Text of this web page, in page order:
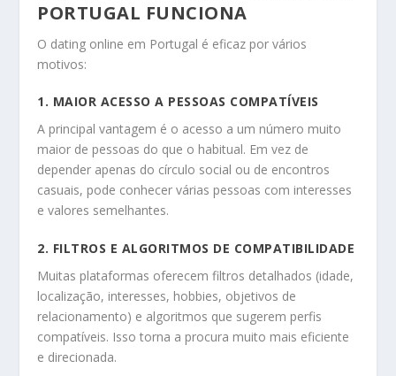
PORTUGAL FUNCIONA
O dating online em Portugal é eficaz por vários
motivos:
1. MAIOR ACESSO A PESSOAS COMPATÍVEIS
A principal vantagem é o acesso a um número muito
maior de pessoas do que o habitual. Em vez de
depender apenas do círculo social ou de encontros
casuais, pode conhecer várias pessoas com interesses
e valores semelhantes.
2. FILTROS E ALGORITMOS DE COMPATIBILIDADE
Muitas plataformas oferecem filtros detalhados (idade,
localização, interesses, hobbies, objetivos de
relacionamento) e algoritmos que sugerem perfis
compatíveis. Isso torna a procura muito mais eficiente
e direcionada.